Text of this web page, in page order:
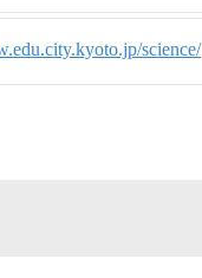
science/